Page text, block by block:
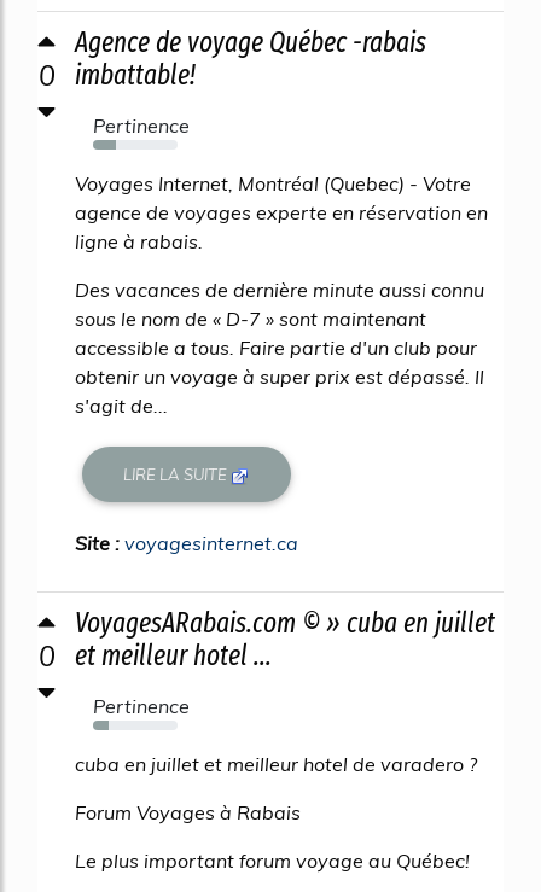
0
Agence de voyage Québec -rabais
imbattable!
Pertinence
27%
Voyages Internet, Montréal (Quebec) - Votre
agence de voyages experte en réservation en
ligne à rabais.
Des vacances de dernière minute aussi connu
sous le nom de « D-7 » sont maintenant
accessible a tous. Faire partie d'un club pour
obtenir un voyage à super prix est dépassé. Il
s'agit de...
LIRE LA SUITE
Site : voyagesinternet.ca
0
VoyagesARabais.com © » cuba en juillet
et meilleur hotel ...
Pertinence
19%
cuba en juillet et meilleur hotel de varadero ?
Forum Voyages à Rabais
Le plus important forum voyage au Québec!